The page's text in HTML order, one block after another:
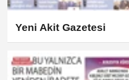
Yeni Akit Gazetesi